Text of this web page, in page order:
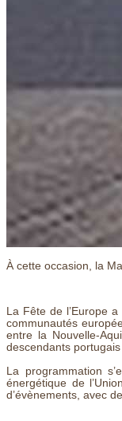
À cette occasion, la
La Fête de l’Europe
communautés
entre la Nouvelle-
descendants
La programmation
énergétique de
d’évènements, avec